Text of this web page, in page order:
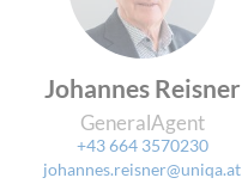
Johannes Reisner
GeneralAgent
+43 664 3570230
johannes.reisner@uniqa.at